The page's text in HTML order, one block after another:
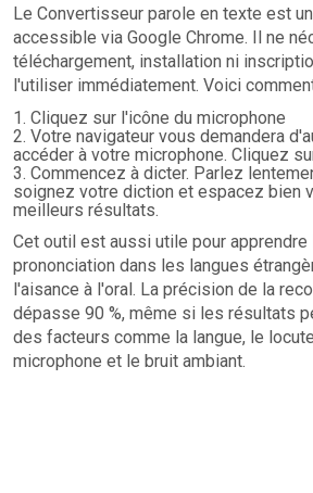
Le Convertisseur parole en texte est
accessible via Google Chrome. Il ne
téléchargement, installation ni
l'utiliser immédiatement. Voici
Cliquez sur l'icône du microphone
Votre navigateur vous demandera
accéder à votre microphone. Cliquez
Commencez à dicter. Parlez
soignez votre diction et espacez bien
meilleurs résultats.
Cet outil est aussi utile pour apprendre
prononciation dans les langues
l'aisance à l'oral. La précision de la
dépasse 90 %, même si les résultats
des facteurs comme la langue, le
microphone et le bruit ambiant.